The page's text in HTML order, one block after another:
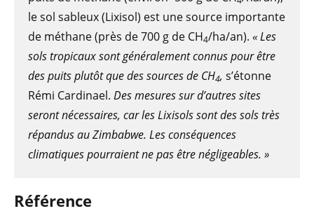
le sol sableux (Lixisol) est une source importante
de méthane (près de 700 g de CH4/ha/an). « Les
sols tropicaux sont généralement connus pour être
des puits plutôt que des sources de CH4, s’étonne
Rémi Cardinael. Des mesures sur d’autres sites
seront nécessaires, car les Lixisols sont des sols très
répandus au Zimbabwe. Les conséquences
climatiques pourraient ne pas être négligeables. »
Référence